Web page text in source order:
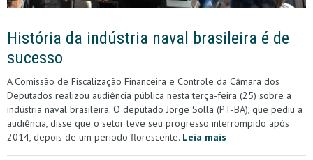
História da indústria naval brasileira é de
sucesso
A Comissão de Fiscalização Financeira e Controle da Câmara dos
Deputados realizou audiência pública nesta terça-feira (25) sobre a
indústria naval brasileira. O deputado Jorge Solla (PT-BA), que pediu a
audiência, disse que o setor teve seu progresso interrompido após
2014, depois de um período florescente. Leia mais